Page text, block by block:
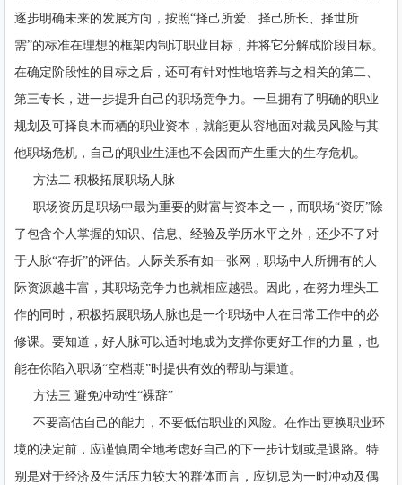
逐步明确未来的发展方向，按照“择己所爱、择己所长、择世所
需”的标准在理想的框架内制订职业目标，并将它分解成阶段目标。
在确定阶段性的目标之后，还可有针对性地培养与之相关的第二、
第三专长，进一步提升自己的职场竞争力。一旦拥有了明确的职业
规划及可择良木而栖的职业资本，就能更从容地面对裁员风险与其
他职场危机，自己的职业生涯也不会因而产生重大的生存危机。
方法二 积极拓展职场人脉
职场资历是职场中最为重要的财富与资本之一，而职场“资历”除
了包含个人掌握的知识、信息、经验及学历水平之外，还少不了对
于人脉“存折”的评估。人际关系有如一张网，职场中人所拥有的人
际资源越丰富，其职场竞争力也就相应越强。因此，在努力埋头工
作的同时，积极拓展职场人脉也是一个职场中人在日常工作中的必
修课。要知道，好人脉可以适时地成为支撑你更好工作的力量，也
能在你陷入职场“空档期”时提供有效的帮助与渠道。
方法三 避免冲动性“裸辞”
不要高估自己的能力，不要低估职业的风险。在作出更换职业环
境的决定前，应谨慎周全地考虑好自己的下一步计划或是退路。特
别是对于经济及生活压力较大的群体而言，应切忌为一时冲动及偶